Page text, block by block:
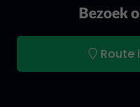
Bezoek
Route